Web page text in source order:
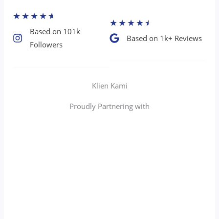
★★★★★
Based on 101k
Followers​
★★★★★
Based on 1k+ Reviews​
Klien Kami
Proudly Partnering with